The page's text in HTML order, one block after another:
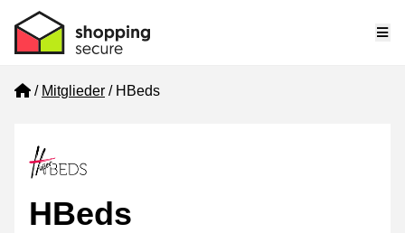
Home
Mitglieder HBeds
HBeds